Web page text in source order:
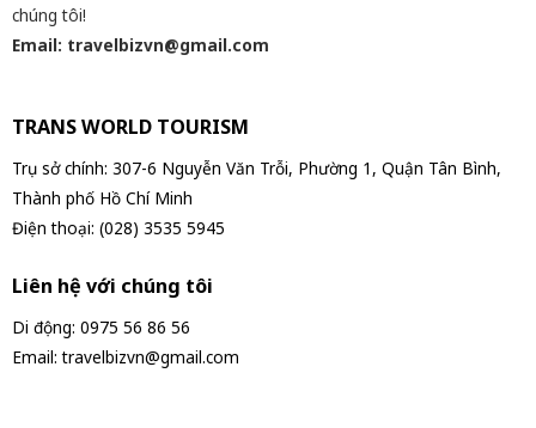
chúng tôi!
Email: travelbizvn@gmail.com
TRANS WORLD TOURISM
Trụ sở chính: 307-6 Nguyễn Văn Trỗi, Phường 1, Quận Tân Bình,
Thành phố Hồ Chí Minh
Điện thoại: (028) 3535 5945
Liên hệ với chúng tôi
Di động: 0975 56 86 56
Email: travelbizvn@gmail.com